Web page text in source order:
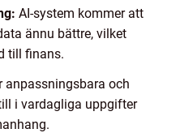
AI-system kommer att
ännu bättre, vilket
till finans.
anpassningsbara och
i vardagliga uppgifter